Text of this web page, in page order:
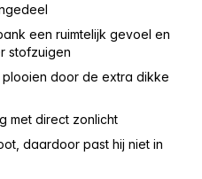
een ruimtelijk gevoel en
stofzuigen
plooien door de extra dikke
met direct zonlicht
daardoor past hij niet in